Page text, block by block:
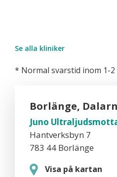
Se alla kliniker
* Normal svarstid inom 1-2
Borlänge,
Juno
Hantverksbyn 7
783 44 Borlänge
Visa på kartan